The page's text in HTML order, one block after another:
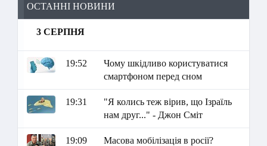
ОСТАННІ НОВИНИ
3 СЕРПНЯ
19:52
Чому шкідливо користуватися
смартфоном перед сном
19:31
"Я колись теж вірив, що Ізраїль
нам друг..." - Джон Сміт
19:09
Масова мобілізація в росії?